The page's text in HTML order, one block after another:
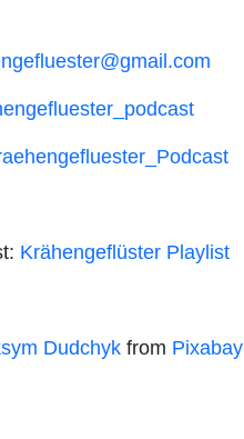
Krähengeflüster Playlist
Dudchyk from Pixabay